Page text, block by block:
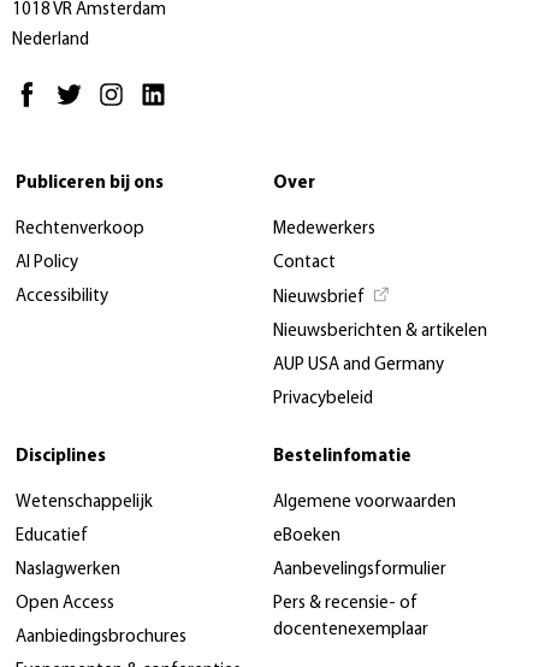
1018 VR Amsterdam
Nederland
Publiceren bij ons
Rechtenverkoop
AI Policy
Accessibility
Over
Medewerkers
Contact
Nieuwsbrief
Nieuwsberichten & artikelen
AUP USA and Germany
Privacybeleid
Disciplines
Wetenschappelijk
Educatief
Naslagwerken
Open Access
Aanbiedingsbrochures
Bestelinfomatie
Algemene voorwaarden
eBoeken
Aanbevelingsformulier
Pers & recensie- of
docentenexemplaar